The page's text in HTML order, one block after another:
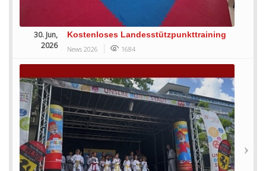
30. Jun,
2026
Kostenloses Landesstützpunkttraining
News 2026 1684